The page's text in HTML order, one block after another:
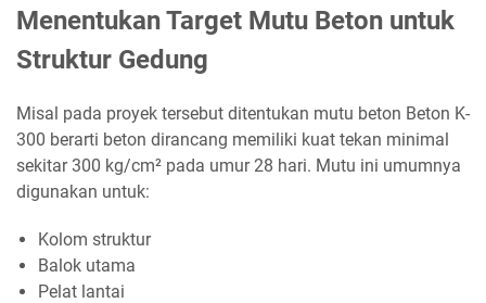
Menentukan Target Mutu Beton untuk
Struktur Gedung
Misal pada proyek tersebut ditentukan mutu beton Beton K-
300 berarti beton dirancang memiliki kuat tekan minimal
sekitar 300 kg/cm² pada umur 28 hari. Mutu ini umumnya
digunakan untuk:
Kolom struktur
Balok utama
Pelat lantai